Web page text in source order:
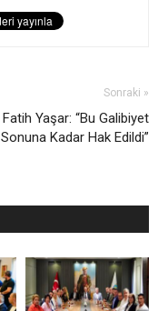
Sonraki »
Fatih Yaşar: “Bu Galibiyet
Sonuna Kadar Hak Edildi”